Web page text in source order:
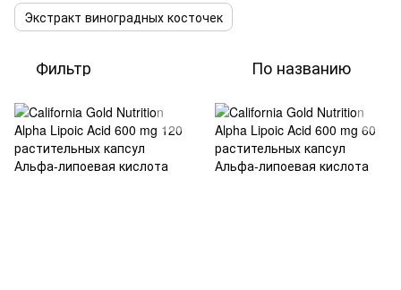
Экстракт виноградных косточек
Фильтр По названию